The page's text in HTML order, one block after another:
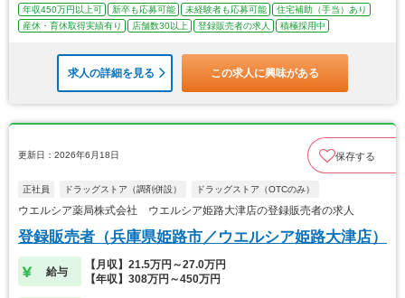
年収450万円以上可 新卒も応募可能 未経験者も応募可能
住宅補助（手当）あり
産休・育休取得実績有り
店舗数30以上 登録販売者の求人 積極採用中
求人の詳細を見る この求人に興味がある
更新日：2026年6月18日 保存する
正社員 ドラッグストア（調剤併設） ドラッグストア（OTCのみ）
ウエルシア薬局株式会社 ウエルシア姫路大津店の登録販売者の求人
登録販売者（兵庫県姫路市／ウエルシア姫路大津店）
給与
【月収】21.5万円～27.0万円
【年収】308万円～450万円